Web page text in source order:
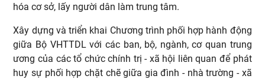
hóa cơ sở, lấy người dân làm trung tâm.
Xây dựng và triển khai Chương trình phối hợp hành động
giữa Bộ VHTTDL với các ban, bộ, ngành, cơ quan trung
ương của các tổ chức chính trị - xã hội liên quan để phát
huy sự phối hợp chặt chẽ giữa gia đình - nhà trường - xã